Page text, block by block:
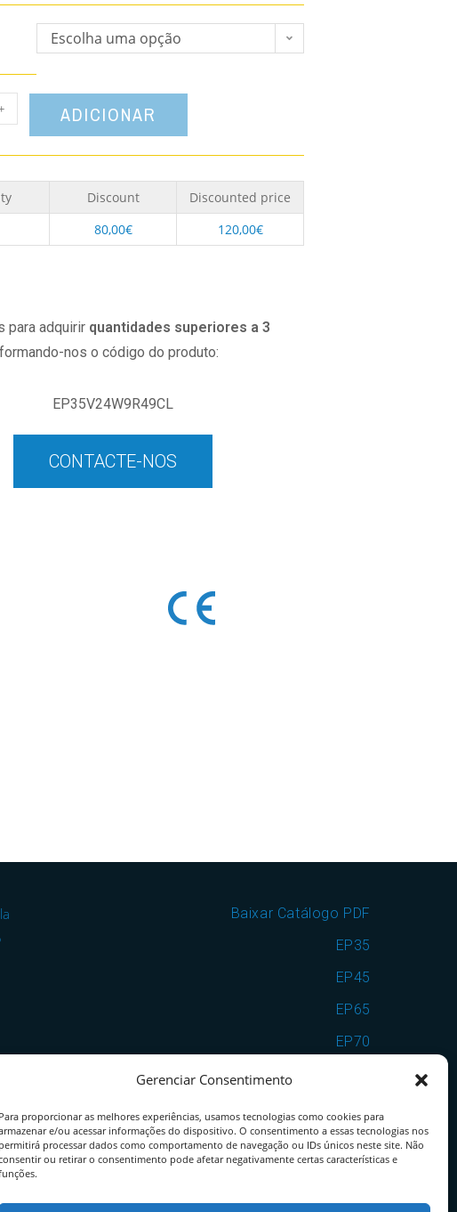
Gerenciar Consentimento
Para proporcionar as melhores experiências, usamos tecnologias como cookies para
e/ou acessar informações do dispositivo. O consentimento a essas tecnologias nos
permitirá processar dados como comportamento de navegação ou IDs únicos neste site. Não
ou retirar o consentimento pode afetar negativamente certas características e
Escolha uma opção
ADICIONAR
Discount
Discounted price
80,00€ 120,00€
para adquirir quantidades superiores a 3
nos o código do produto:
EP35V24W9R49CL
CONTACTE-NOS
Baixar Catálogo PDF
EP35
EP45
EP65
EP70
VSF35
VSF35EP70